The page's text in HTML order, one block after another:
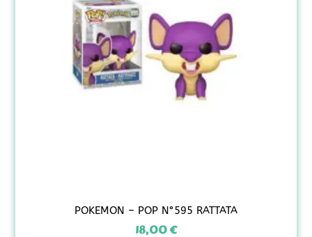
POKEMON – POP N°595 RATTATA
18,00€